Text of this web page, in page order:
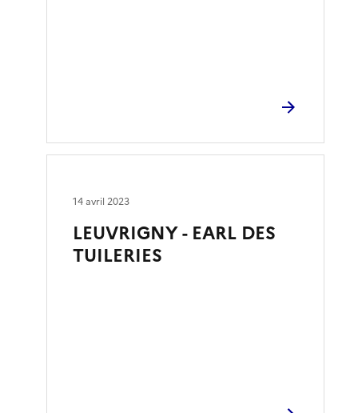
LEUVRIGNY - EARL DES
TUILERIES
14 avril 2023